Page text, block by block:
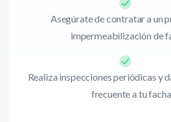
Asegúrate de contratar a un
impermeabilización de
Realiza inspecciones periódicas y
frecuente a tu